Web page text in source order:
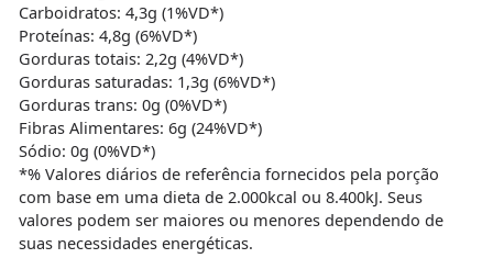
Carboidratos: 4,3g (1%VD*)
Proteínas: 4,8g (6%VD*)
Gorduras totais: 2,2g (4%VD*)
Gorduras saturadas: 1,3g (6%VD*)
Gorduras trans: 0g (0%VD*)
Fibras Alimentares: 6g (24%VD*)
Sódio: 0g (0%VD*)
*% Valores diários de referência fornecidos pela porção
com base em uma dieta de 2.000kcal ou 8.400kJ. Seus
valores podem ser maiores ou menores dependendo de
suas necessidades energéticas.